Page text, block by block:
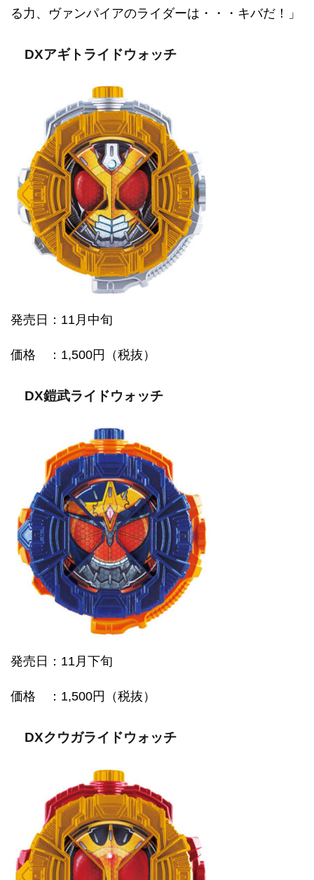
る力、ヴァンパイアのライダーは・・・キバだ！」
DXアギトライドウォッチ
発売日：11月中旬
価格 ：1,500円（税抜）
DX鎧武ライドウォッチ
発売日：11月下旬
価格 ：1,500円（税抜）
DXクウガライドウォッチ